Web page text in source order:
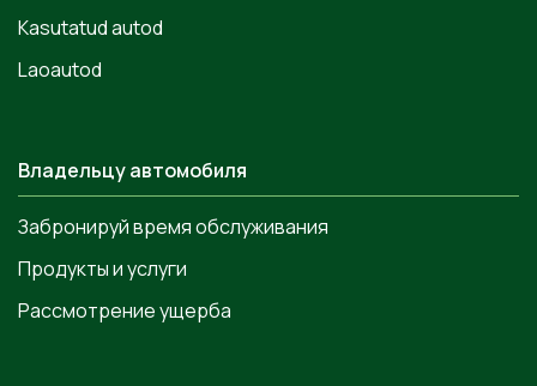
Kasutatud autod
Laoautod
Владельцу автомобиля
Забронируй время обслуживания
Продукты и услуги
Рассмотрение ущерба